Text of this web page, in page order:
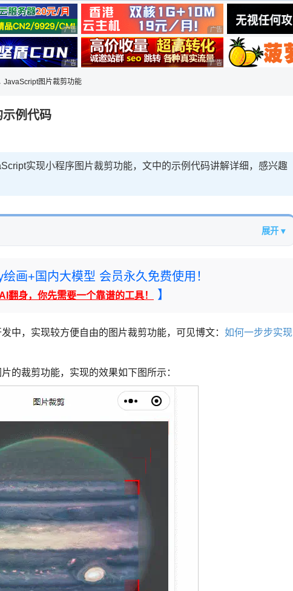
用◆
广告 商业广告，理性选择 广告 商业广告，理性选择
广告 商业广告，理性选择 广告 商业广告，理性选择
JavaScript图片裁剪功能
例代码
实现小程序图片裁剪功能，文中的示例代码讲解详细，感兴趣
展开 ▾
画+国内大模型 会员永久免费使用！
翻身，你先需要一个靠谱的工具！ 】
中，实现较方便自由的图片裁剪功能，可见博文： 如何一步步实现
的裁剪功能，实现的效果如下图所示：